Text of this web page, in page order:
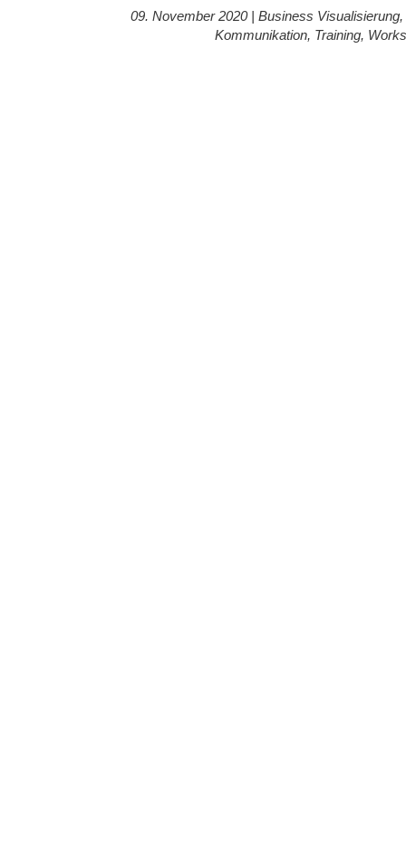
09. November 2020 | Business Visualisierung,
Kommunikation, Training,